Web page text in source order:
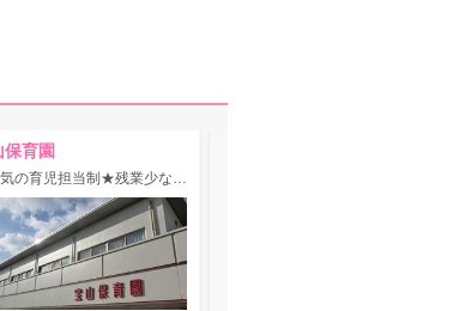
保育園
★人気の育児担当制★残業少なめ！服装＆髪型自由です◎